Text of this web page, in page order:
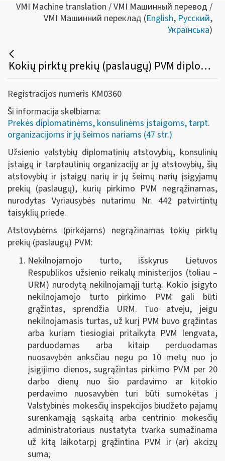
VMI Machine translation / VMI Машинный перевод /
VMI Машинний переклад (English, Русский,
Українська)
Kokių pirktų prekių (paslaugų) PVM diplomatinėms atstovybėms, konsulinėms įstaigoms ir tarptautinėms organizacijoms ar jų atstovybėms negali būti grąžinamas?
Registracijos numeris KM0360
Ši informacija skelbiama:
Prekės diplomatinėms, konsulinėms įstaigoms, tarpt.
organizacijoms ir jų šeimos nariams (47 str.)
Užsienio valstybių diplomatinių atstovybių, konsulinių
įstaigų ir tarptautinių organizacijų ar jų atstovybių, šių
atstovybių ir įstaigų narių ir jų šeimų narių įsigyjamų
prekių (paslaugų), kurių pirkimo PVM negrąžinamas,
nurodytas Vyriausybės nutarimu Nr. 442 patvirtintų
taisyklių priede.
Atstovybėms (pirkėjams) negrąžinamas tokių pirktų
prekių (paslaugų) PVM:
Nekilnojamojo turto, išskyrus Lietuvos
Respublikos užsienio reikalų ministerijos (toliau –
URM) nurodytą nekilnojamąjį turtą. Kokio įsigyto
nekilnojamojo turto pirkimo PVM gali būti
grąžintas, sprendžia URM. Tuo atveju, jeigu
nekilnojamasis turtas, už kurį PVM buvo grąžintas
arba kuriam tiesiogiai pritaikyta PVM lengvata,
parduodamas arba kitaip perduodamas
nuosavybėn anksčiau negu po 10 metų nuo jo
įsigijimo dienos, sugrąžintas pirkimo PVM per 20
darbo dienų nuo šio pardavimo ar kitokio
perdavimo nuosavybėn turi būti sumokėtas į
Valstybinės mokesčių inspekcijos biudžeto pajamų
surenkamąją sąskaitą arba centrinio mokesčių
administratoriaus nustatyta tvarka sumažinama
už kitą laikotarpį grąžintina PVM ir (ar) akcizų
suma;